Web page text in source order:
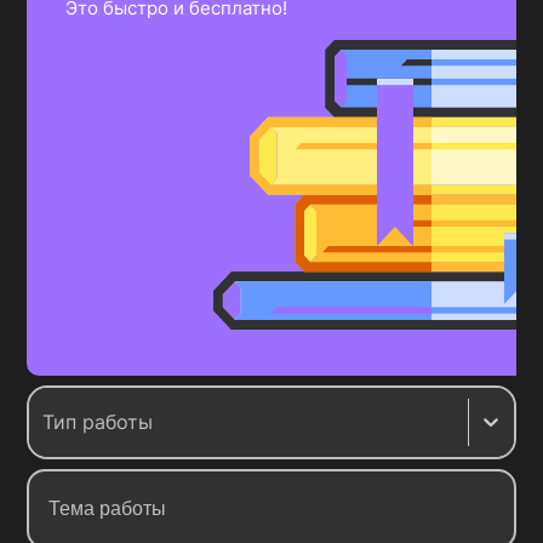
Это быстро и бесплатно!
Тип работы